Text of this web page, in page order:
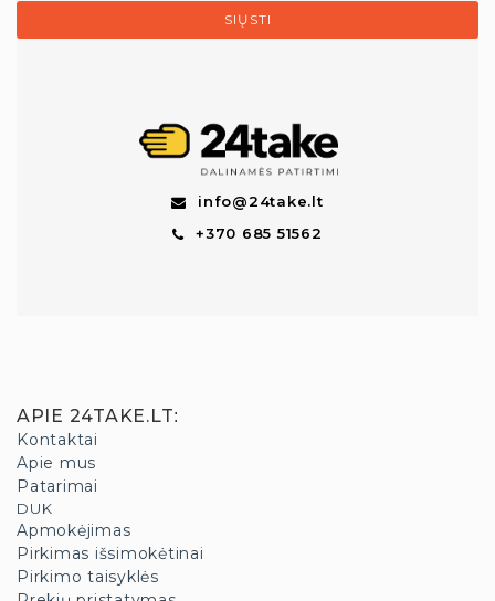
SIŲSTI
info@24take.lt
+370 685 51562
APIE 24TAKE.LT:
Kontaktai
Apie mus
Patarimai
DUK
Apmokėjimas
Pirkimas išsimokėtinai
Pirkimo taisyklės